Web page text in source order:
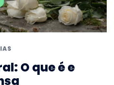
O que é e